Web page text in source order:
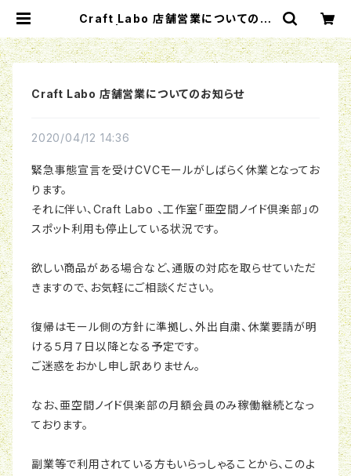
Craft Labo 店舗営業についてのお
ウォーハンマー中心のミニチュアゲー
ムショップ
Craft Labo 店舗営業についてのお知らせ
2020/04/12 14:36
緊急事態宣言を受けCVCモールがしばらく休業となってお
ります。
それに伴い、Craft Labo 、工作室「亜空間ノイド倶楽部」の
スポット利用も停止している状況です。
欲しい商品がある場合など、通販の対応を取らせていただ
きますので、お気軽にご相談ください。
復帰はモール側の方針に準拠し、外出自粛、休業要請が明
ける５月７日以降となる予定です。
ご迷惑をおかし申し訳ありません。
なお、亜空間ノイド倶楽部の月額会員のみ稼働継続となっ
ております。
副業等で利用されている方もいらっしゃることから、このよ